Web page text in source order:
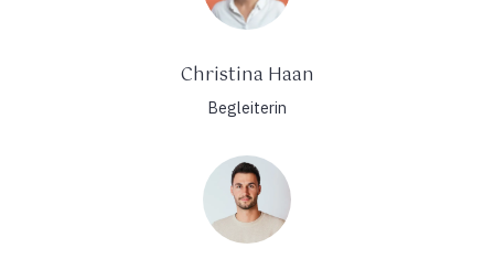
Christina Haan
Begleiterin